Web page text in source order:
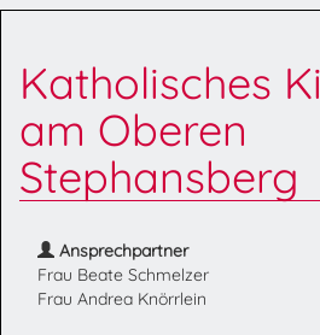
Katholisches
am Oberen
Stephansberg
Ansprechpartner
Frau Beate Schmelzer
Frau Andrea Knörrlein